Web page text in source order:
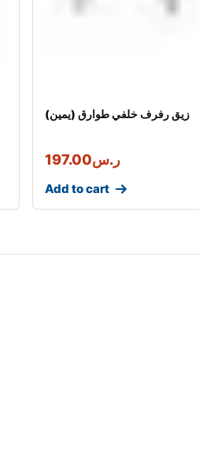
زيق رفرف خلفي طوارق (يمين)
ر.س197.00
Add to cart